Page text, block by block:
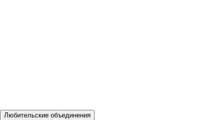
Любительские объединения